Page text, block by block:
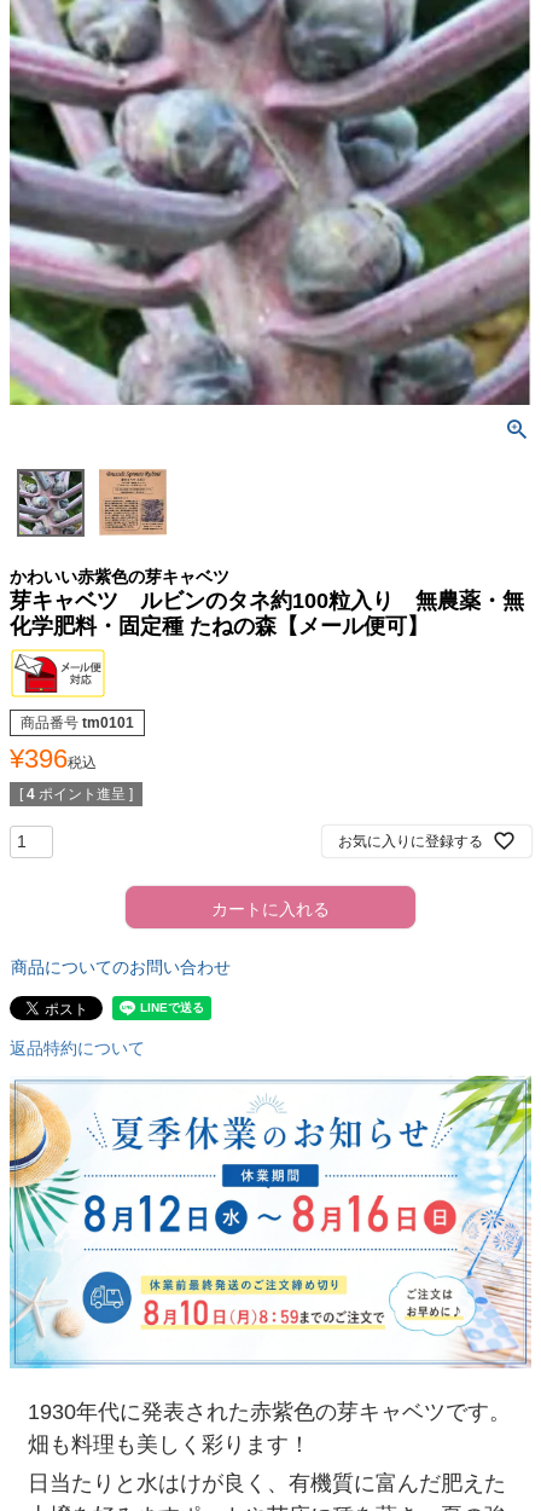
かわいい赤紫色の芽キャベツ
芽キャベツ ルビンのタネ約100粒入り 無農薬・無
化学肥料・固定種 たねの森【メール便可】
商品番号 tm0101
¥396税込
[ 4 ポイント進呈 ]
お気に入りに登録する
カートに入れる
商品についてのお問い合わせ
返品特約について
1930年代に発表された赤紫色の芽キャベツです。
畑も料理も美しく彩ります！
日当たりと水はけが良く、有機質に富んだ肥えた